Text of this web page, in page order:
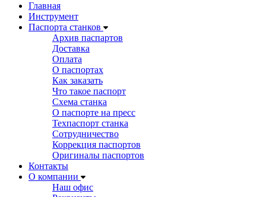
Главная
Инструмент
Паспорта станков
Архив паспартов
Доставка
Оплата
О паспортах
Как заказать
Что такое паспорт
Схема станка
О паспорте на пресс
Техпаспорт станка
Сотрудничество
Коррекция паспортов
Оригиналы паспортов
Контакты
О компании
Наш офис